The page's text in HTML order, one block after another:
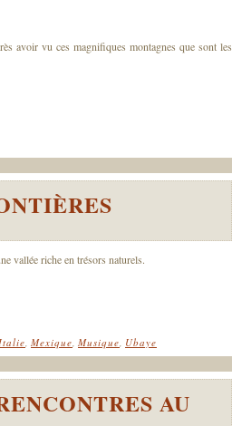
avoir vu ces magnifiques montagnes que sont les
vallée riche en trésors naturels.
, Mexique, Musique, Ubaye
AU